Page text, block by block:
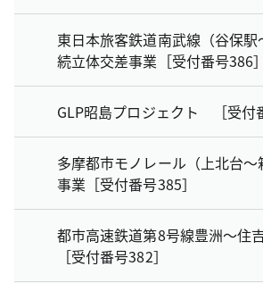
東日本旅客鉄道南武線（谷保
続立体交差事業［受付番号386］
GLP昭島プロジェクト ［受付
多摩都市モノレール（上北台
事業［受付番号385］
都市高速鉄道第8号線豊洲～住
［受付番号382］